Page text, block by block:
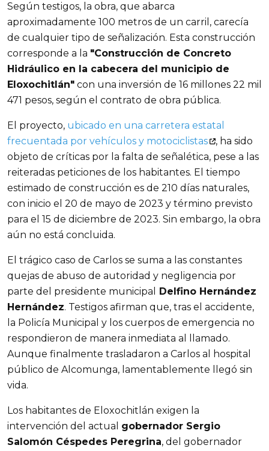
Según testigos, la obra, que abarca
aproximadamente 100 metros de un carril, carecía
de cualquier tipo de señalización. Esta construcción
corresponde a la "Construcción de Concreto
Hidráulico en la cabecera del municipio de
Eloxochitlán" con una inversión de 16 millones 22 mil
471 pesos, según el contrato de obra pública.
El proyecto, ubicado en una carretera estatal
frecuentada por vehículos y motociclistas
, ha sido
objeto de críticas por la falta de señalética, pese a las
reiteradas peticiones de los habitantes. El tiempo
estimado de construcción es de 210 días naturales,
con inicio el 20 de mayo de 2023 y término previsto
para el 15 de diciembre de 2023. Sin embargo, la obra
aún no está concluida.
El trágico caso de Carlos se suma a las constantes
quejas de abuso de autoridad y negligencia por
parte del presidente municipal
Delfino Hernández
Hernández. Testigos afirman que, tras el accidente,
la Policía Municipal y los cuerpos de emergencia no
respondieron de manera inmediata al llamado.
Aunque finalmente trasladaron a Carlos al hospital
público de Alcomunga, lamentablemente llegó sin
vida.
Los habitantes de Eloxochitlán exigen la
intervención del actual gobernador Sergio
Salomón Céspedes Peregrina, del gobernador